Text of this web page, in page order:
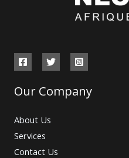
Our Company
About Us
Services
Contact Us